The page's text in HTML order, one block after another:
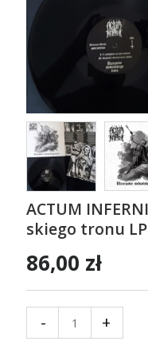
ACTUM
skiego tronu LP
86,00 zł
- +